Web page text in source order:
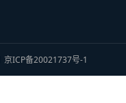
京ICP备20021737号-1